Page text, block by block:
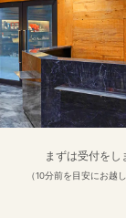
まずは受付をし
（10分前を目安にお越